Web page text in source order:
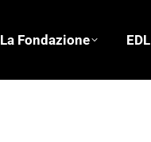
La Fondazione EDL